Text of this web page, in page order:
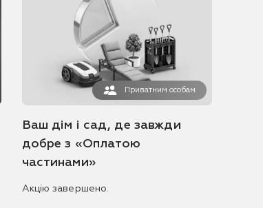
Приватним особам
Ваш дім і сад, де завжди
добре з «Оплатою
частинами»
Акцію завершено.